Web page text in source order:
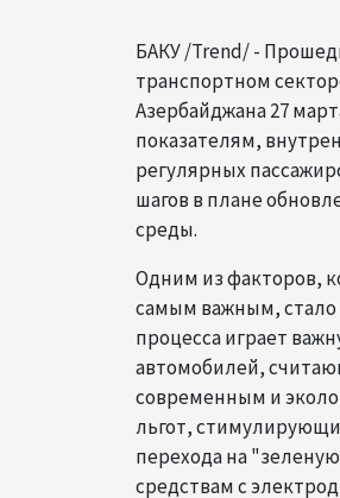
БАКУ /Trend/ -
транспортном
Азербайджана 27
показателям,
регулярных
шагов в плане
среды.
Одним из факторов,
самым важным, стало
процесса играет
автомобилей,
современным и
льгот,
перехода на
средствам с